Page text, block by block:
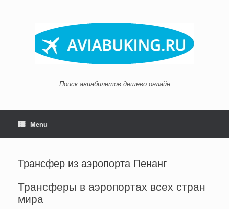
Поиск авиабилетов дешево онлайн
Menu
Трансфер из аэропорта Пенанг
Трансферы в аэропортах всех стран
мира